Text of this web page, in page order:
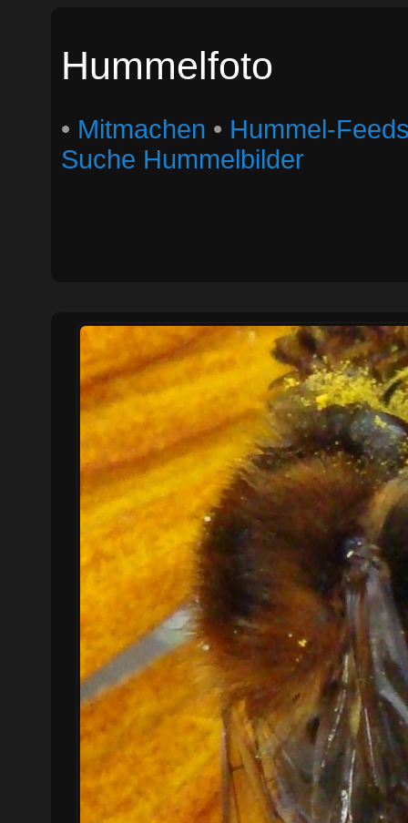
Hummelfoto
• Mitmachen • Hummel-
Suche Hummelbilder